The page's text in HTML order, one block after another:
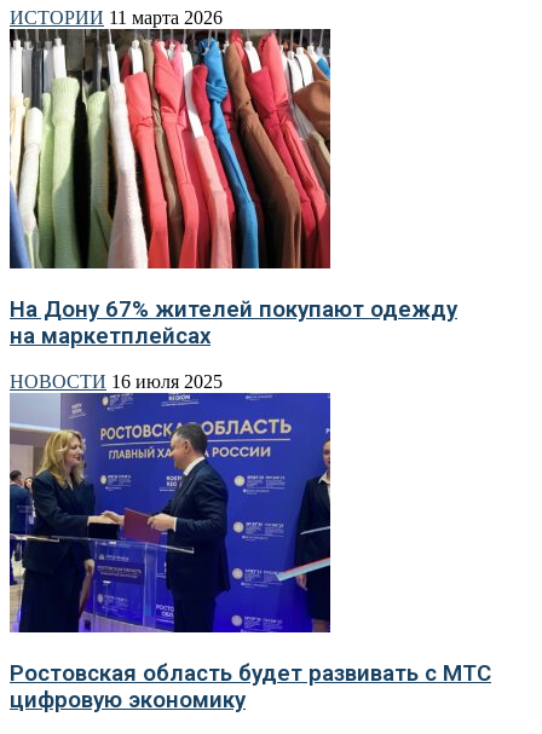
ИСТОРИИ 11 марта 2026
На Дону 67% жителей покупают одежду
на маркетплейсах
НОВОСТИ 16 июля 2025
Ростовская область будет развивать с МТС
цифровую экономику